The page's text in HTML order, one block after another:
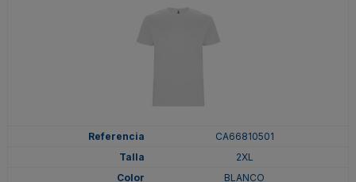
CA66810501
2XL
BLANCO